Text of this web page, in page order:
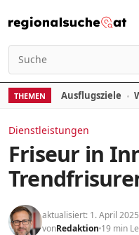
Suchen nach:
THEMEN Ausflugsziele
Dienstleistungen
Friseur in
aktualisiert: 1. April
vonRedaktion 19 min